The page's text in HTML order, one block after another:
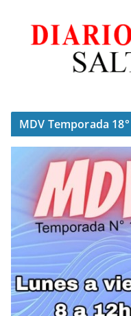
MDV Temporada